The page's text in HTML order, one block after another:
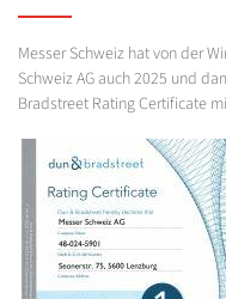
Messer Schweiz hat von der
Schweiz AG auch 2025 und
Bradstreet Rating Certificate